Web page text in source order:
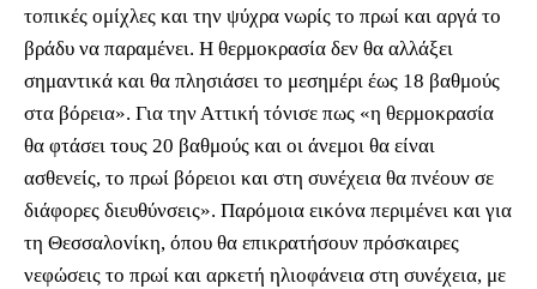
τοπικές ομίχλες και την ψύχρα νωρίς το πρωί και αργά το
βράδυ να παραμένει. Η θερμοκρασία δεν θα αλλάξει
σημαντικά και θα πλησιάσει το μεσημέρι έως 18 βαθμούς
στα βόρεια». Για την Αττική τόνισε πως «η θερμοκρασία
θα φτάσει τους 20 βαθμούς και οι άνεμοι θα είναι
ασθενείς, το πρωί βόρειοι και στη συνέχεια θα πνέουν σε
διάφορες διευθύνσεις». Παρόμοια εικόνα περιμένει και για
τη Θεσσαλονίκη, όπου θα επικρατήσουν πρόσκαιρες
νεφώσεις το πρωί και αρκετή ηλιοφάνεια στη συνέχεια, με